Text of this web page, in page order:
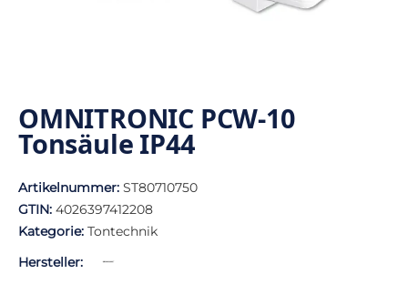
OMNITRONIC PCW-10
Tonsäule IP44
Artikelnummer: ST80710750
GTIN: 4026397412208
Kategorie: Tontechnik
Hersteller: